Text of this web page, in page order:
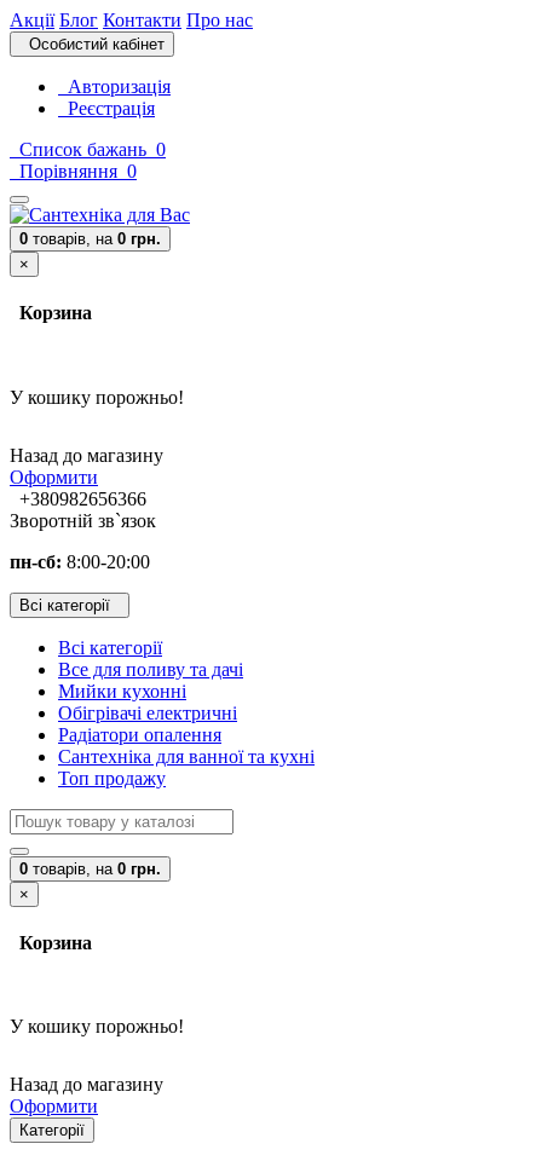
Акції Блог Контакти Про нас
Особистий кабінет
Авторизація
Реєстрація
Список бажань 0
Порівняння 0
0 товарів, на 0 грн.
×
Корзина
У кошику порожньо!
Назад до магазину
Оформити
+380982656366
Зворотній зв`язок
пн-сб: 8:00-20:00
Всі категорії
Всі категорії
Все для поливу та дачі
Мийки кухонні
Обігрівачі електричні
Радіатори опалення
Сантехніка для ванної та кухні
Топ продажу
0 товарів, на 0 грн.
×
Корзина
У кошику порожньо!
Назад до магазину
Оформити
Категорії